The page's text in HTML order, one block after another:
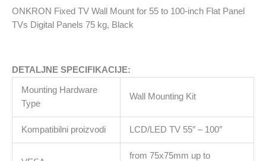
inch
Flat
Panels
75
kg,
Black
količina
ONKRON Fixed TV Wall Mount for 55 to 100-inch Flat Panel
TVs Digital Panels 75 kg, Black
DETALJNE SPECIFIKACIJE:
Mounting Hardware
Type
Wall Mounting Kit
Kompatibilni proizvodi LCD/LED TV 55″ – 100″
from 75x75mm up to